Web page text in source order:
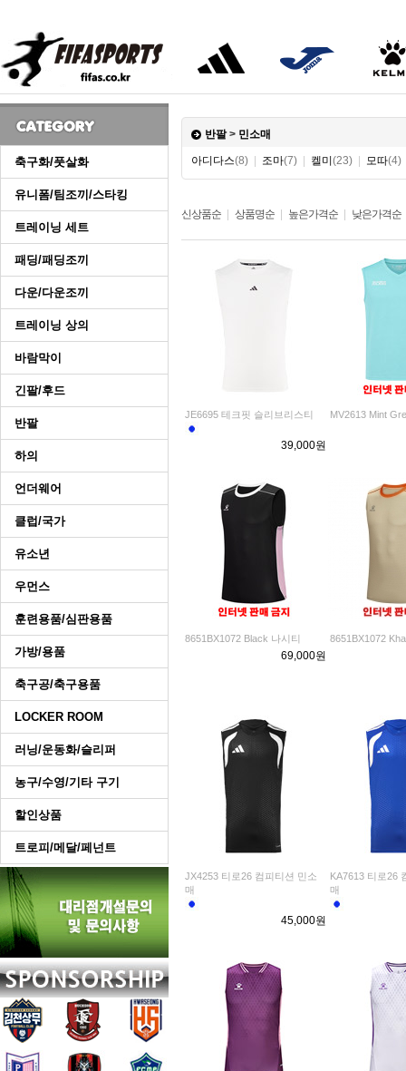
축구화/풋살화
유니폼/팀조끼/스타킹
트레이닝 세트
패딩/패딩조끼
다운/다운조끼
트레이닝 상의
바람막이
긴팔/후드
반팔
하의
언더웨어
클럽/국가
유소년
우먼스
훈련용품/심판용품
가방/용품
축구공/축구용품
LOCKER ROOM
러닝/운동화/슬리퍼
농구/수영/기타 구기
할인상품
트로피/메달/페넌트
반팔> 민소매
아디다스(8) 조마(7) 켈미 (23) 모따(4)
신상품순 상품명순 높은가격순 낮은가격순
JE6695 테크핏 슬리브리스티
39,000원
MV2613 Mint
8651BX1072 Black 나시티
69,000원
8651BX1072
JX4253 티로26 컴피티션 민소
매
45,000원
KA7613 티로26
매